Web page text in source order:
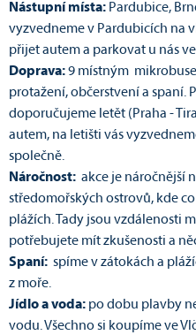
Nástupní místa: Pardubice,
vyzvedneme v Pardubicích na
přijet autem a parkovat u nás
Doprava:9 místným
protažení, občerstvení a spaní.
doporučujeme letět (Praha -
autem, na letišti vás
společně.
Náročnost: akce je náročnější
středomořských ostrovů, kde
plážích. Tady jsou vzdálenosti
potřebujete mít zkušenosti a
Spaní: spíme v zátokách a
z moře.
Jídlo a voda: po dobu plavby
vodu. Všechno si koupíme ve